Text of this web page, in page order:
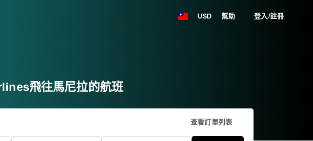
USD 幫助 登入/註冊
飛往馬尼拉的航班
查看訂單列表